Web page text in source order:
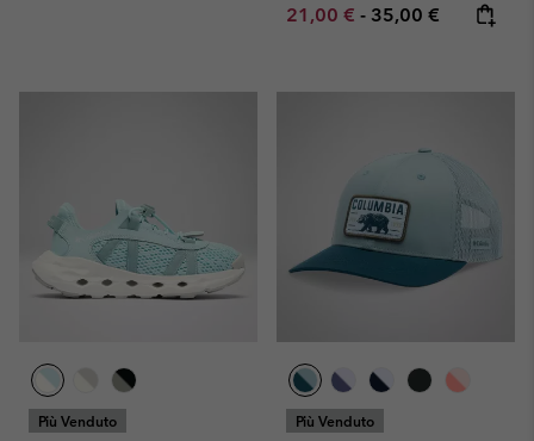
Minimum sale price:
21,00 € - Maximum price:
35,00 €
Più Venduto Più Venduto